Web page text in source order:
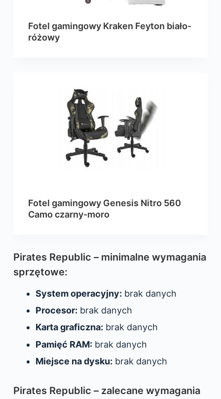
Fotel gamingowy Kraken Feyton biało-
różowy
Fotel gamingowy Genesis Nitro 560
Camo czarny-moro
Pirates Republic – minimalne wymagania
sprzętowe:
System operacyjny: brak danych
Procesor: brak danych
Karta graficzna: brak danych
Pamięć RAM: brak danych
Miejsce na dysku: brak danych
Pirates Republic – zalecane wymagania